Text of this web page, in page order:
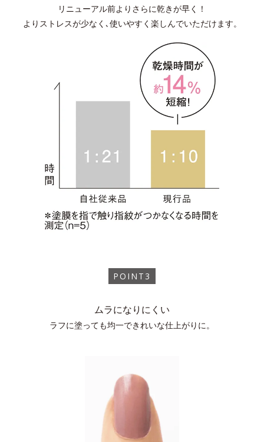
リニューアル前よりさらに乾きが早く！
よりストレスが少なく､使いやすく楽しんでいただけます。
POINT3
ムラになりにくい
ラフに塗っても均一できれいな仕上がりに。